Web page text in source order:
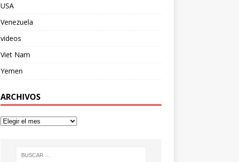
USA
Venezuela
videos
Viet Nam
Yemen
ARCHIVOS